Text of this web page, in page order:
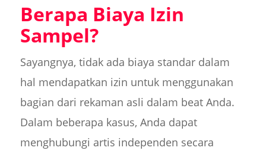
Berapa Biaya Izin
Sampel?
Sayangnya, tidak ada biaya standar dalam
hal mendapatkan izin untuk menggunakan
bagian dari rekaman asli dalam beat Anda.
Dalam beberapa kasus, Anda dapat
menghubungi artis independen secara